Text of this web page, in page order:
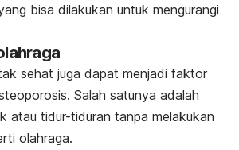
bisa dilakukan untuk mengurangi
sehat juga dapat menjadi faktor
Salah satunya adalah
atau tidur-tiduran tanpa melakukan
olahraga.